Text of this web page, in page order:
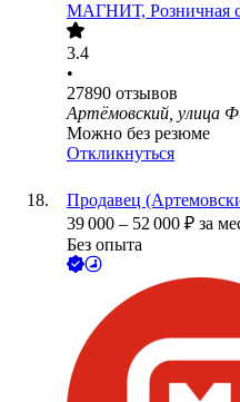
МАГНИТ, Розничная
3.4
•
27890 отзывов
Артёмовский, улица
Можно без резюме
Откликнуться
Продавец
39 000 – 52 000 ₽ за
Без опыта